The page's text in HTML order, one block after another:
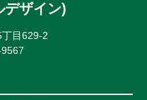
デザイン)
目629-2